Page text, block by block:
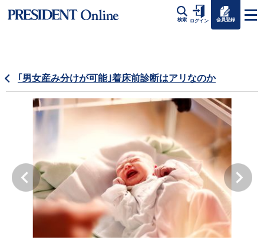
検索 ログイン 会員登録
｢男女産み分けが可能｣着床前診断はアリなのか